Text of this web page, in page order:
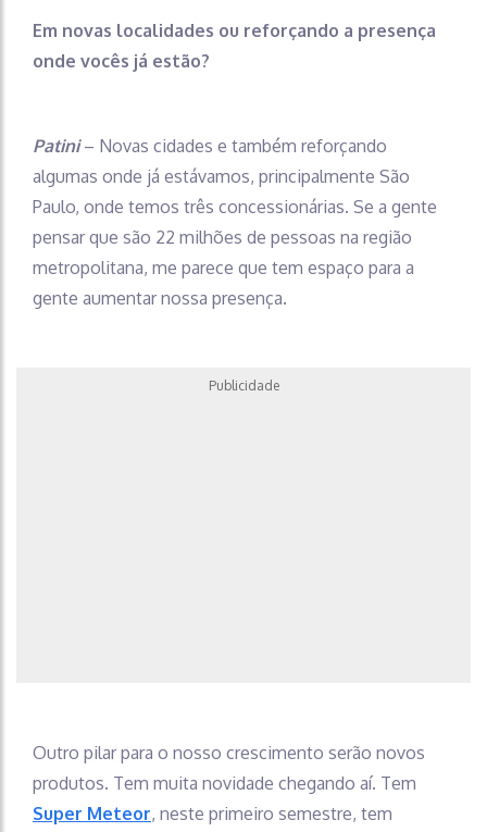
Em novas localidades ou reforçando a presença
onde vocês já estão?
Patini– Novas cidades e também reforçando
algumas onde já estávamos, principalmente São
Paulo, onde temos três concessionárias. Se a gente
pensar que são 22 milhões de pessoas na região
metropolitana, me parece que tem espaço para a
gente aumentar nossa presença.
Publicidade
Outro pilar para o nosso crescimento serão novos
produtos. Tem muita novidade chegando aí. Tem
Super Meteor, neste primeiro semestre, tem